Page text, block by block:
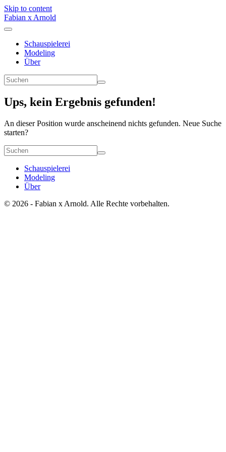
Skip to content
Fabian x Arnold
Schauspielerei
Modeling
Über
Ups, kein Ergebnis gefunden!
An dieser Position wurde anscheinend nichts gefunden. Neue Suche
starten?
Schauspielerei
Modeling
Über
© 2026 - Fabian x Arnold. Alle Rechte vorbehalten.